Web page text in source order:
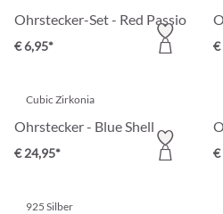
Ohrstecker-Set - Red Passion
€ 6,95* €
Cubic Zirkonia
Ohrstecker - Blue Shell
€ 24,95* €
925 Silber